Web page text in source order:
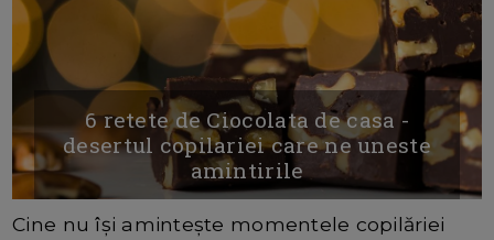
6 retete de Ciocolata de casa -
desertul copilariei care ne uneste
amintirile
Cine nu își amintește momentele copilăriei